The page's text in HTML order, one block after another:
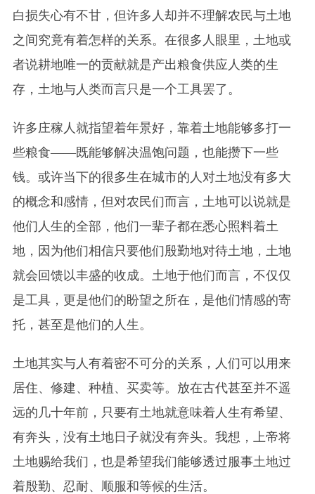
白损失心有不甘，但许多人却并不理解农民与土地
之间究竟有着怎样的关系。在很多人眼里，土地或
者说耕地唯一的贡献就是产出粮食供应人类的生
存，土地与人类而言只是一个工具罢了。
许多庄稼人就指望着年景好，靠着土地能够多打一
些粮食——既能够解决温饱问题，也能攒下一些
钱。或许当下的很多生在城市的人对土地没有多大
的概念和感情，但对农民们而言，土地可以说就是
他们人生的全部，他们一辈子都在悉心照料着土
地，因为他们相信只要他们殷勤地对待土地，土地
就会 回馈以丰盛的收成。土地于他们而言，不仅仅
是工具，更是他们的盼望之所在，是他们情感的寄
托，甚至是他们的人生。
土地其实与人有着密不可分的关系，人们可以用来
居住、修建、种植、买卖等。放在古代甚至并不遥
远的几十年前，只要有土地就意味着人生有希望、
有奔头，没有土地日子就没有奔头。我想，上帝将
土地赐给我们，也是希望我们能够透过服事土地过
着殷勤、忍耐、顺服和等候的生活。